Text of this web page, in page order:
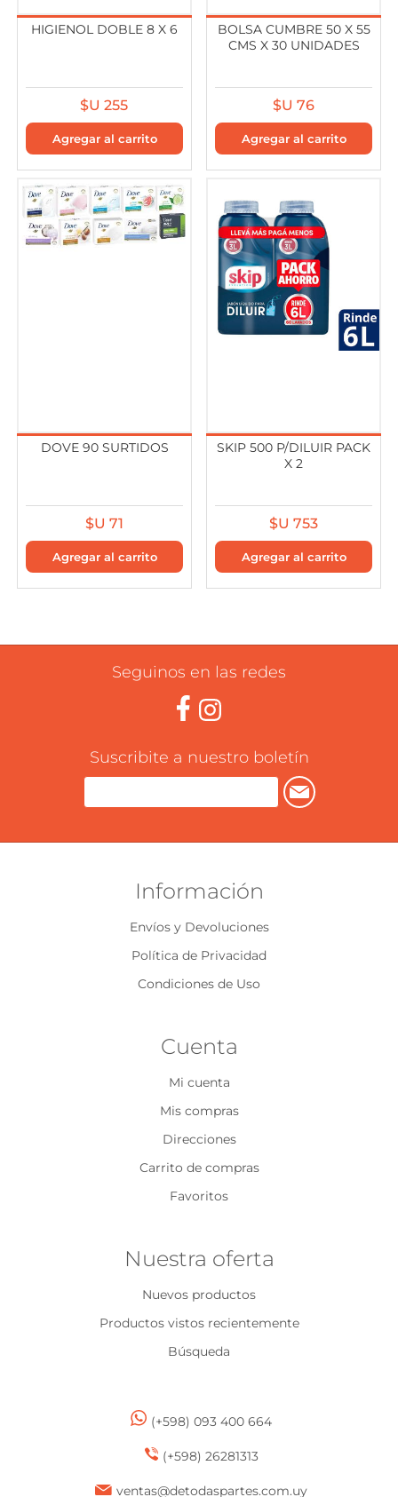
HIGIENOL DOBLE 8 X 6
$U 255
BOLSA CUMBRE 50 X 55
CMS X 30 UNIDADES
$U 76
DOVE 90 SURTIDOS
$U 71
SKIP 500 P/DILUIR PACK
X 2
$U 753
Seguinos en las redes
Suscribite a nuestro boletín
Información
Envíos y Devoluciones
Política de Privacidad
Condiciones de Uso
Cuenta
Mi cuenta
Mis compras
Direcciones
Carrito de compras
Favoritos
Nuestra oferta
Nuevos productos
Productos vistos recientemente
Búsqueda
(+598) 093 400 664
(+598) 26281313
ventas@detodaspartes.com.uy